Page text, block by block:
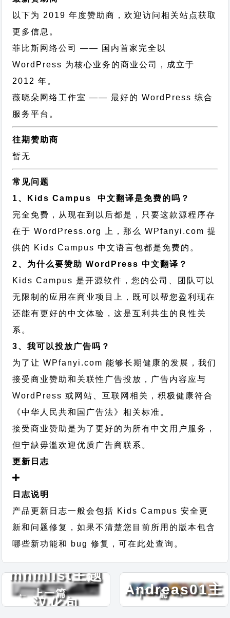
以下为 2019 年度赞助商，欢迎访问相关站点获取
更多信息。
菲比斯网络公司
—— 国内首家完全以
WordPress 为核心业务的商业公司，成立于
2012 年。
薇晓朵网络工作室 —— 最好的 WordPress 综合
服务平台。
往期赞助商
暂无
常见问题
1、Kids Campus 中文翻译是免费的吗？
完全免费，从现在到以后都是，只要这款源程序存
在于 WordPress.org 上，那么 WPfanyi.com 提
供的 Kids Campus 中文语言包都是免费的。
2、为什么要赞助 WordPress 中文翻译？
Kids Campus 是开源软件，您的公司、团队可以
无限制的应用在商业项目上，既可以帮您盈利现在
还能有更好的中文体验，这是互利共生的良性关
系。
3、我可以投放广告吗？
为了让 WPfanyi.com 能够长期健康的发展，我们
接受商业赞助和关联性广告投放，广告内容应与
WordPress 或网站、互联网相关，积极健康符合
《中华人民共和国广告法》相关标准。
接受商业赞助是为了更好的为所有中文用户服务，
但宁缺毋滥欢迎优质广告商联系。
更新日志
日志说明
产品更新日志一般会包括 Kids Campus 安全更
新和问题修复，如果不清楚您目前所用的版本包含
哪些新功能和 bug 修复，可在此处查询。
← 上一篇
mnmlist主题
汉化包
下一篇 →
WP-
Andreas01主